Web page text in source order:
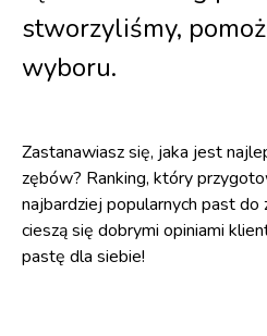
stworzyliśmy,
wyboru.
Zastanawiasz się, jaka jest
zębów? Ranking, który
najbardziej popularnych past
cieszą się dobrymi opiniami
pastę dla siebie!